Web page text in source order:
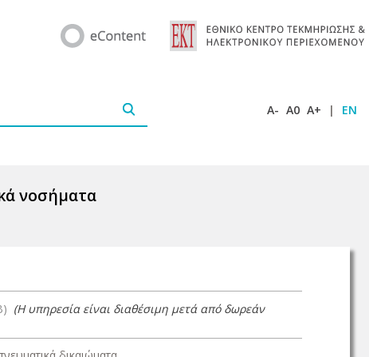
A- A0 A+ | EN
νοσήματα
(Η υπηρεσία είναι διαθέσιμη μετά από δωρεάν